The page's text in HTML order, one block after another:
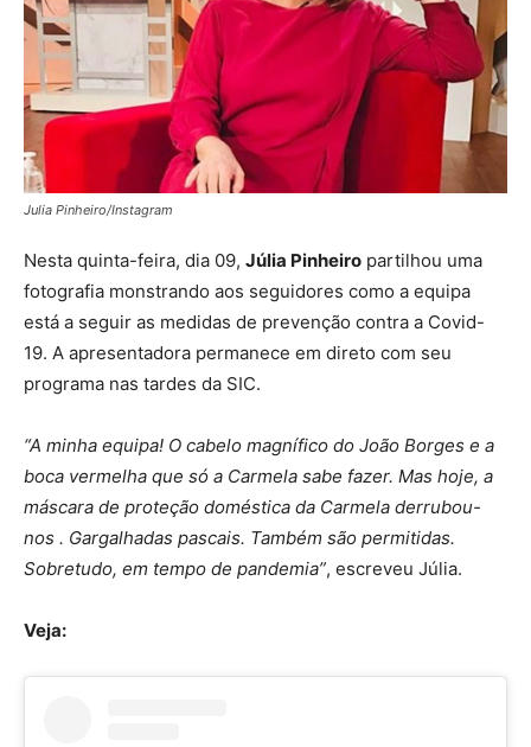
Julia Pinheiro/Instagram
Nesta quinta-feira, dia 09, Júlia Pinheiro partilhou uma
fotografia monstrando aos seguidores como a equipa
está a seguir as medidas de prevenção contra a Covid-
19. A apresentadora permanece em direto com seu
programa nas tardes da SIC.
“A minha equipa! O cabelo magnífico do João Borges e a
boca vermelha que só a Carmela sabe fazer. Mas hoje, a
máscara de proteção doméstica da Carmela derrubou-
nos . Gargalhadas pascais. Também são permitidas.
Sobretudo, em tempo de pandemia”, escreveu Júlia.
Veja: